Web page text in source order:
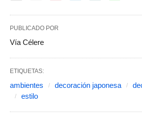
PUBLICADO POR
Vía Célere
ETIQUETAS:
ambientes decoración japonesa
estilo